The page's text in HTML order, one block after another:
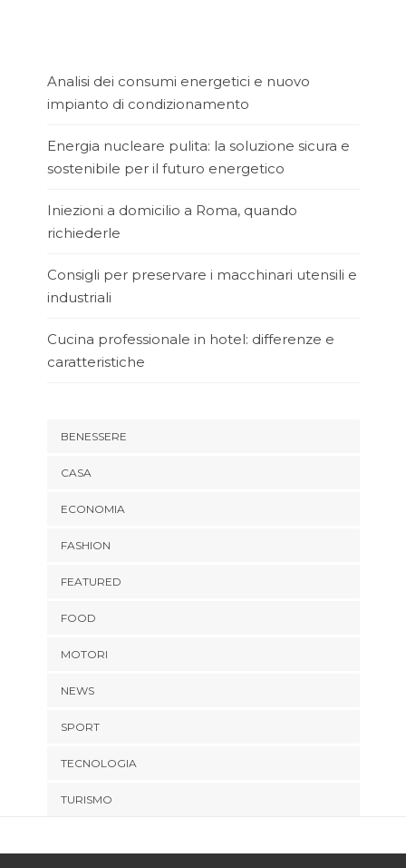
Analisi dei consumi energetici e nuovo
impianto di condizionamento
Energia nucleare pulita: la soluzione sicura e
sostenibile per il futuro energetico
Iniezioni a domicilio a Roma, quando
richiederle
Consigli per preservare i macchinari utensili e
industriali
Cucina professionale in hotel: differenze e
caratteristiche
BENESSERE
CASA
ECONOMIA
FASHION
FEATURED
FOOD
MOTORI
NEWS
SPORT
TECNOLOGIA
TURISMO